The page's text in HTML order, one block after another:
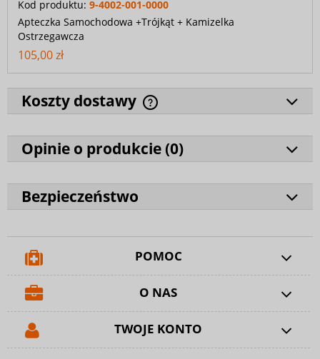
Kod produktu: 9-4002-001-0000
Apteczka Samochodowa +Trójkąt + Kamizelka
Ostrzegawcza
105,00 zł
Koszty dostawy
Opinie o produkcie (0)
Bezpieczeństwo
POMOC
O NAS
TWOJE KONTO